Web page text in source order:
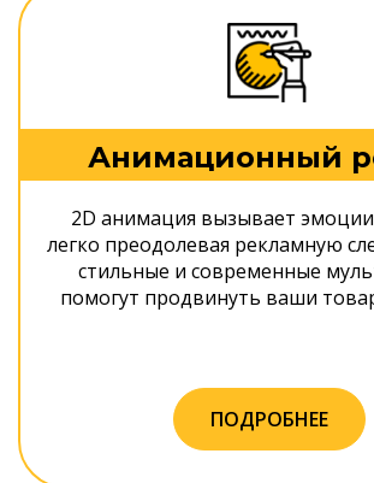
Анимационный
2D анимация вызывает эмоции
легко преодолевая рекламную
стильные и современные
помогут продвинуть ваши
ПОДРОБНЕЕ